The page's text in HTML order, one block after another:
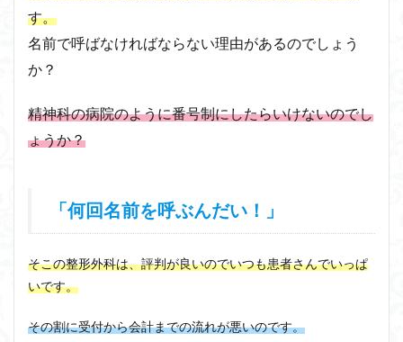
す。
名前で呼ばなければならない理由があるのでしょう
か？
精神科の病院のように番号制にしたらいけないのでし
ょうか？
「何回名前を呼ぶんだい！」
そこの整形外科は、評判が良いのでいつも患者さんでいっぱ
いです。
その割に受付から会計までの流れが悪いのです。